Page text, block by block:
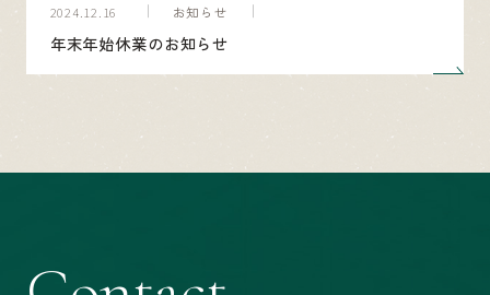
2024.12.16 お知らせ
年末年始休業のお知らせ